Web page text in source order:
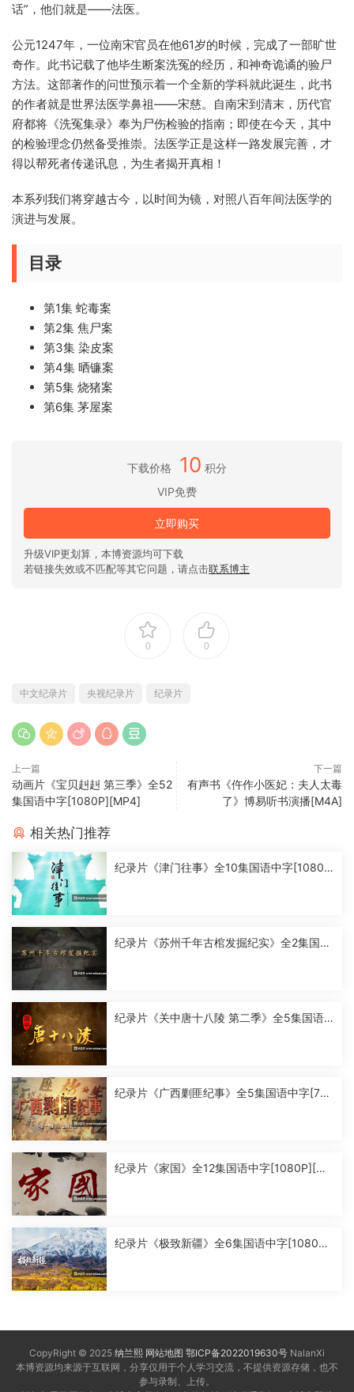
话”，他们就是——法医。
公元1247年，一位南宋官员在他61岁的时候，完成了一部旷世
奇作。此书记载了他毕生断案洗冤的经历，和神奇诡谲的验尸
方法。这部著作的问世预示着一个全新的学科就此诞生，此书
的作者就是世界法医学鼻祖——宋慈。自南宋到清末，历代官
府都将《洗冤集录》奉为尸伤检验的指南；即使在今天，其中
的检验理念仍然备受推崇。法医学正是这样一路发展完善，才
得以帮死者传递讯息，为生者揭开真相！
本系列我们将穿越古今，以时间为镜，对照八百年间法医学的
演进与发展。
目录
第1集 蛇毒案
第2集 焦尸案
第3集 染皮案
第4集 晒镰案
第5集 烧猪案
第6集 茅屋案
下载价格 10 积分
VIP免费
立即购买
升级VIP更划算，本博资源均可下载
若链接失效或不匹配等其它问题，请点击联系博主
0 0
中文纪录片 央视纪录片 纪录片
上一篇
动画片《宝贝赳赳 第三季》全52
集国语中字[1080P][MP4]
下一篇
有声书《仵作小医妃：夫人太毒
了》博易听书演播[M4A]
相关热门推荐
纪录片《津门往事》全10集国语中字[1080
纪录片《苏州千年古棺发掘纪实》全2集国语
纪录片《关中唐十八陵 第二季》全5集国语
纪录片《广西剿匪纪事》全5集国语中字[720
纪录片《家国》全12集国语中字[1080P][MP
纪录片《极致新疆》全6集国语中字[1080P]
CopyRight © 2025 纳兰熙 网站地图 鄂ICP备2022019630号 NalanXi
本博资源均来源于互联网，分享仅用于个人学习交流，不提供资源存储，也不
参与录制、上传。